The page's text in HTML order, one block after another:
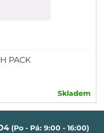
PACK
Skladem
(Po - Pá: 9:00 - 16:00)